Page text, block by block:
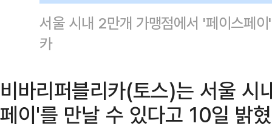
서울 시내 2만개 가맹점에서 '페이스페
카
비바리퍼블리카(토스)는 서울 시
페이'를 만날 수 있다고 10일 밝